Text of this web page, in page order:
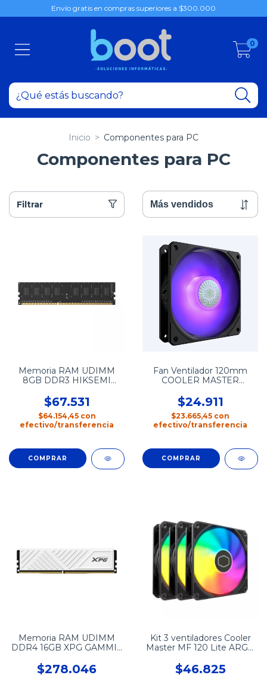
Envío gratis en compras superiores a $300.000
0
Inicio > Componentes para PC
Componentes para PC
Filtrar
Memoria RAM UDIMM
8GB DDR3 HIKSEMI
$67.531
$64.154,45 con
efectivo/transferencia
Fan Ventilador 120mm
COOLER MASTER
$24.911
$23.665,45 con
efectivo/transferencia
Memoria RAM UDIMM
DDR4 16GB XPG GAMMIX
$278.046
Kit 3 ventiladores Cooler
Master MF 120 Lite ARGB
$46.825